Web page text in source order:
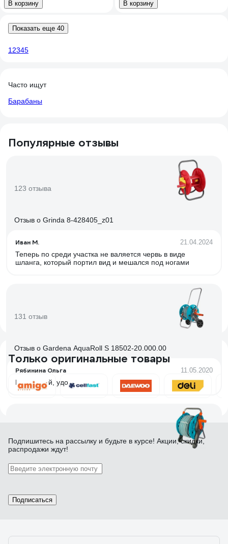
В корзину В корзину
Показать еще 40
1 2345
Часто ищут
Барабаны
Популярные отзывы
123 отзыва
Отзыв о Grinda 8-428405_z01
Иван М. 21.04.2024
Теперь по среди участка не валяется червь в виде
шланга, который портил вид и мешался под ногами
131 отзыв
Отзыв о Gardena AquaRoll S 18502-20.000.00
Рябинина Ольга 11.05.2020
Маленький, удобный
Отзыв о Gardena 40 Classic 02691-20.000.00
Шланг не заламывается
Только оригинальные товары
Подпишитесь на рассылку и будьте в курсе! Акции, скидки,
распродажи ждут!
Подписаться